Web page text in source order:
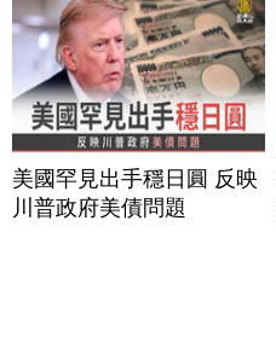
美國罕見出手穩日圓 反映
川普政府美債問題